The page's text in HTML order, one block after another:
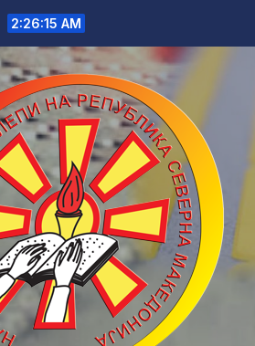
2:26:15 AM